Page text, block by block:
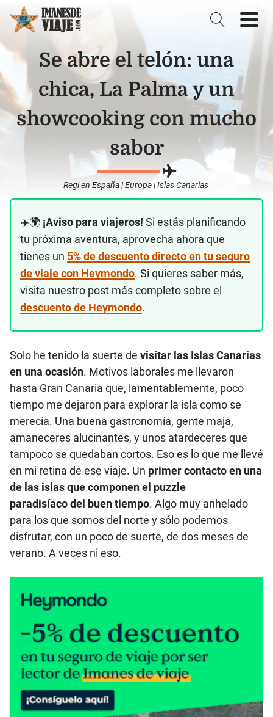
Se abre el telón: una
chica, La Palma y un
showcooking con mucho
sabor
Regien España|Europa|Islas Canarias
✈️🌍 ¡Aviso para viajeros! Si estás planificando
tu próxima aventura, aprovecha ahora que
tienes un 5% de descuento directo en tu seguro
de viaje con Heymondo. Si quieres saber más,
visita nuestro post más completo sobre el
descuento de Heymondo.
Solo he tenido la suerte de visitar las Islas Canarias
en una ocasión. Motivos laborales me llevaron
hasta Gran Canaria que, lamentablemente, poco
tiempo me dejaron para explorar la isla como se
merecía. Una buena gastronomía, gente maja,
amaneceres alucinantes, y unos atardeceres que
tampoco se quedaban cortos. Eso es lo que me llevé
en mi retina de ese viaje. Un primer contacto en una
de las islas que componen el puzzle
paradisíaco del buen tiempo. Algo muy anhelado
para los que somos del norte y sólo podemos
disfrutar, con un poco de suerte, de dos meses de
verano. A veces ni eso.